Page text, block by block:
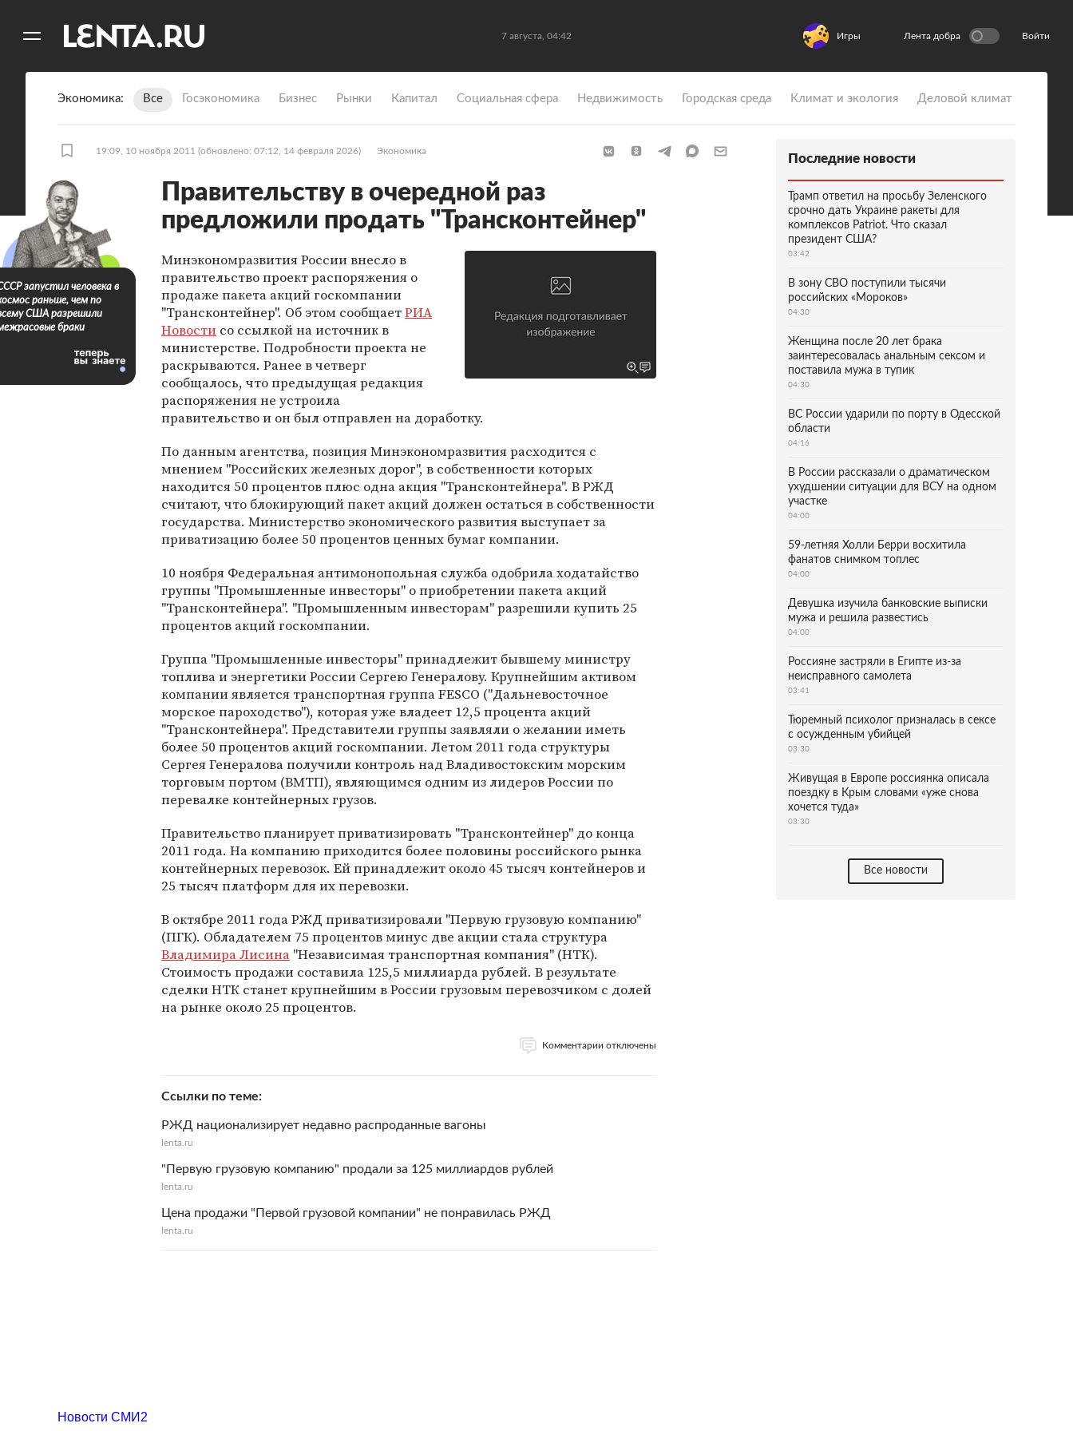
7 августа, 04:42 Игры Лента добра Войти
Экономика Все Госэкономика Бизнес Рынки Капитал Социальная сфера Недвижимость Городская среда Климат и экология Деловой климат
19:09, 10 ноября 2011 (обновлено: 07:12, 14 февраля 2026) Экономика
Правительству в очередной раз
предложили продать "Трансконтейнер"
Минэкономразвития России внесло в
правительство проект распоряжения о
продаже пакета акций госкомпании
"Трансконтейнер". Об этом сообщаетРИА
Новости со ссылкой на источник в
министерстве. Подробности проекта не
раскрываются. Ранее в четверг
сообщалось, что предыдущая редакция
распоряжения не устроила
правительство и он был отправлен на доработку.
По данным агентства, позиция Минэкономразвития расходится с
мнением "Российских железных дорог", в собственности которых
находится 50 процентов плюс одна акция "Трансконтейнера". В РЖД
считают, что блокирующий пакет акций должен остаться в собственности
государства. Министерство экономического развития выступает за
приватизацию более 50 процентов ценных бумаг компании.
10 ноября Федеральная антимонопольная служба одобрила ходатайство
группы "Промышленные инвесторы" о приобретении пакета акций
"Трансконтейнера". "Промышленным инвесторам" разрешили купить 25
процентов акций госкомпании.
Группа "Промышленные инвесторы" принадлежит бывшему министру
топлива и энергетики России Сергею Генералову. Крупнейшим активом
компании является транспортная группа FESCO ("Дальневосточное
морское пароходство"), которая уже владеет 12,5 процента акций
"Трансконтейнера". Представители группы заявляли о желании иметь
более 50 процентов акций госкомпании. Летом 2011 года структуры
Сергея Генералова получили контроль над Владивостокским морским
торговым портом (ВМТП), являющимся одним из лидеров России по
перевалке контейнерных грузов.
Правительство планирует приватизировать "Трансконтейнер" до конца
2011 года. На компанию приходится более половины российского рынка
контейнерных перевозок. Ей принадлежит около 45 тысяч контейнеров и
25 тысяч платформ для их перевозки.
В октябре 2011 года РЖД приватизировали "Первую грузовую компанию"
(ПГК). Обладателем 75 процентов минус две акции стала структура
Владимира Лисина "Независимая транспортная компания" (НТК).
Стоимость продажи составила 125,5 миллиарда рублей. В результате
сделки НТК станет крупнейшим в России грузовым перевозчиком с долей
на рынке около 25 процентов.
Комментарии отключены
Ссылки по теме
РЖД национализирует недавно распроданные вагоны
lenta.ru
"Первую грузовую компанию" продали за 125 миллиардов рублей
lenta.ru
Цена продажи "Первой грузовой компании" не понравилась РЖД
lenta.ru
запустил человека в
раньше, чем по
США разрешили
браки
Последние новости
Трамп ответил на просьбу Зеленского
срочно дать Украине ракеты для
комплексов Patriot. Что сказал
президент США?
03:42
В зону СВО поступили тысячи
российских «Мороков»
04:30
Женщина после 20 лет брака
заинтересовалась анальным сексом и
поставила мужа в тупик
04:30
ВС России ударили по порту в Одесской
области
04:16
В России рассказали о драматическом
ухудшении ситуации для ВСУ на одном
участке
04:00
59-летняя Холли Берри восхитила
фанатов снимком топлес
04:00
Девушка изучила банковские выписки
мужа и решила развестись
04:00
Россияне застряли в Египте из-за
неисправного самолета
03:41
Тюремный психолог призналась в сексе
с осужденным убийцей
03:30
Живущая в Европе россиянка описала
поездку в Крым словами «уже снова
хочется туда»
03:30
Все новости
Новости СМИ2